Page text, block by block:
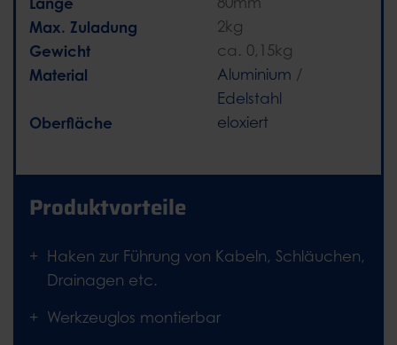
Max. Zuladung 2kg
Gewicht ca. 0,15kg
Material Aluminium /
Edelstahl
Oberfläche eloxiert
Produktvorteile
Haken zur Führung von Kabeln, Schläuchen,
Drainagen etc.
Werkzeuglos montierbar